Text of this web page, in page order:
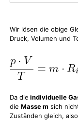
Wir lösen die obige
Druck, Volumen und
Da die individuelle
die Masse m sich
Zuständen gleich,